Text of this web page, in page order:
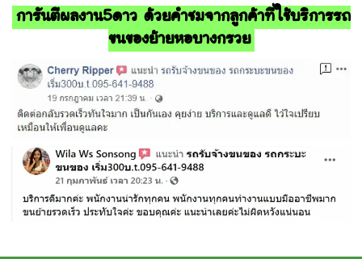
การันตีผลงาน5ดาว ด้วยคำชมจากลูกค้าที่ใช้บริการรถ
ขนของย้ายหอบางกรวย